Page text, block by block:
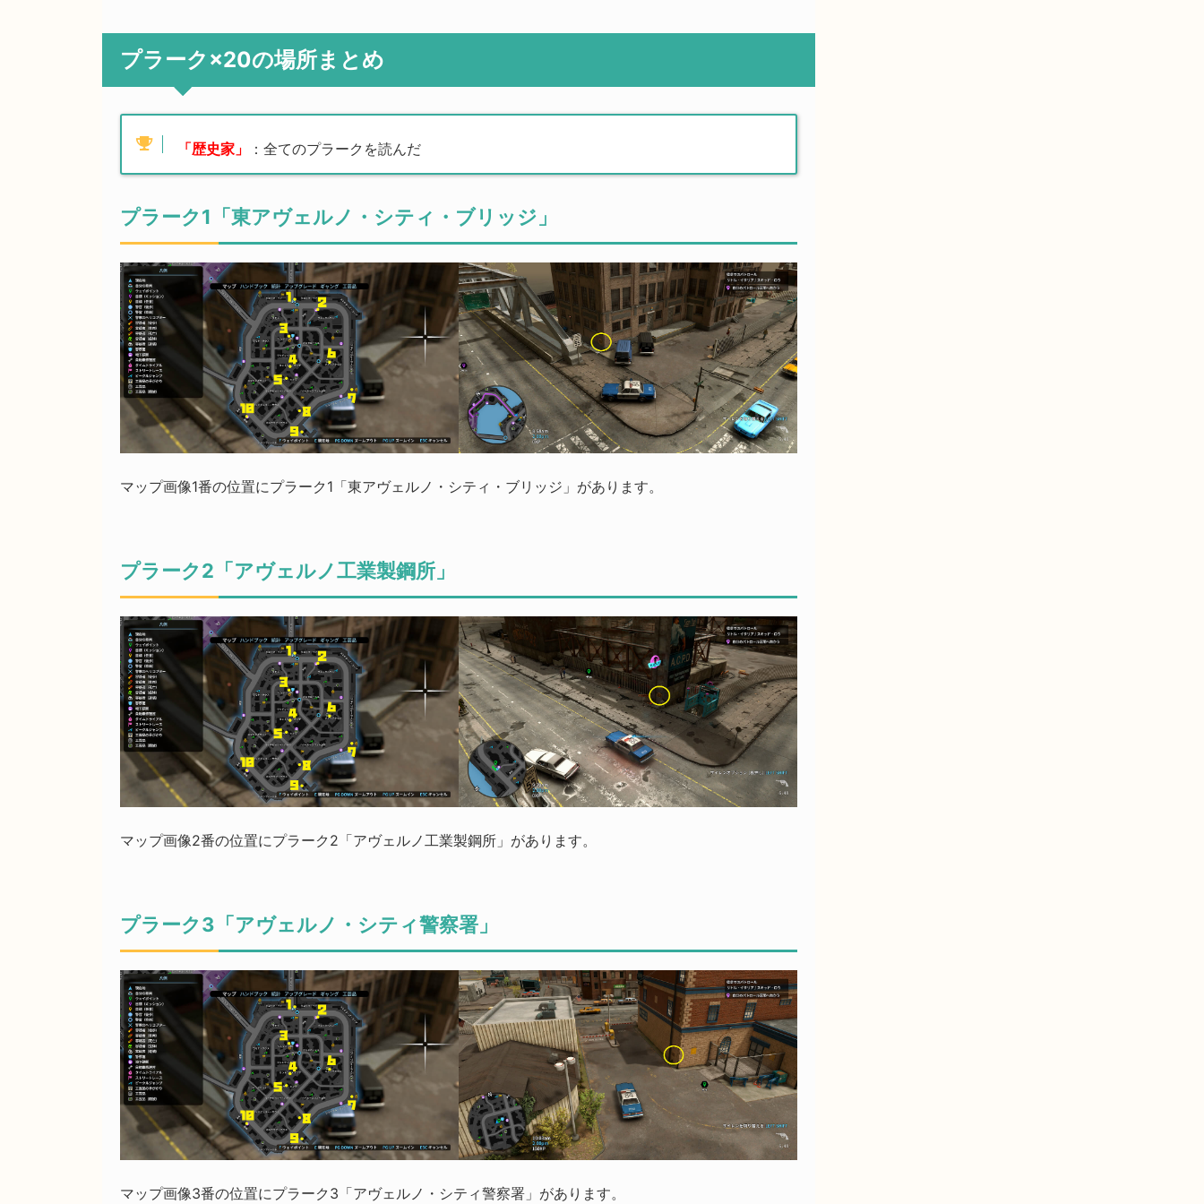
プラーク×20の場所まとめ
「歴史家」 ：全てのプラークを読んだ
プラーク1「東アヴェルノ・シティ・ブリッジ」
マップ画像1番の位置にプラーク1「東アヴェルノ・シティ・ブリッジ」があります。
プラーク2「アヴェルノ工業製鋼所」
マップ画像2番の位置にプラーク2「アヴェルノ工業製鋼所」があります。
プラーク3「アヴェルノ・シティ警察署」
マップ画像3番の位置にプラーク3「アヴェルノ・シティ警察署」があります。